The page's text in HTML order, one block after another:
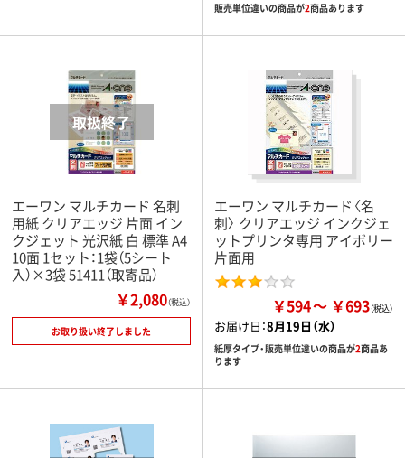
販売単位違いの商品が2商品あります
エーワン マルチカード 名刺
用紙 クリアエッジ 片面 イン
クジェット 光沢紙 白 標準 A4
10面 1セット：1袋（5シート
入）×3袋 51411（取寄品）
￥2,080（税込）
お取り扱い終了しました
エーワン マルチカード〈名
刺〉 クリアエッジ インクジェ
ットプリンタ専用 アイボリー
片面用
￥594 ￥693
お届け日：8月19日（水）
紙厚タイプ・販売単位違いの商品が2商品あ
ります